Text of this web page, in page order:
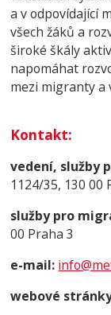
a v odpovídající
všech žáků a
široké škály
napomáhat
mezi migranty a
Kontakt:
vedení, služby
1124/35, 130 00
služby pro
00 Praha 3
e-mail:
webové